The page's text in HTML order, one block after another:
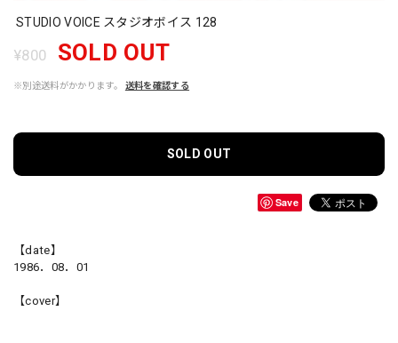
STUDIO VOICE スタジオボイス 128
¥800 SOLD OUT
※別途送料がかかります。 送料を確認する
SOLD OUT
Save
【date】
1986．08．01
【cover】